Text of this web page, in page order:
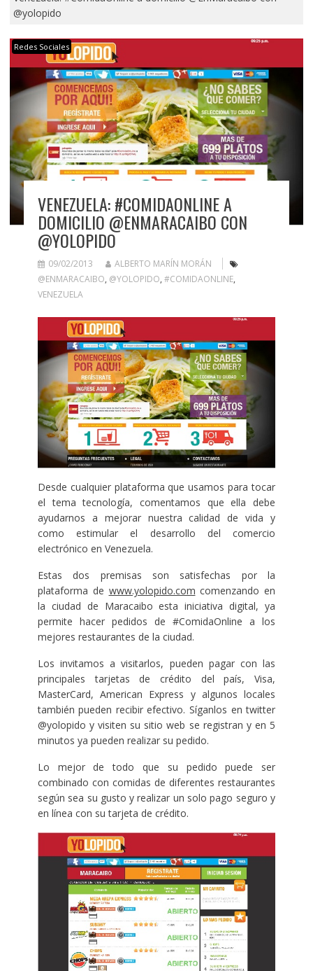
@yolopido
Redes Sociales
VENEZUELA: #COMIDAONLINE A
DOMICILIO @ENMARACAIBO CON
@YOLOPIDO
09/02/2013
ALBERTO MARÍN MORÁN
@ENMARACAIBO, @YOLOPIDO, #COMIDAONLINE,
VENEZUELA
Desde cualquier plataforma que usamos para tocar
el tema tecnología, comentamos que ella debe
ayudarnos a mejorar nuestra calidad de vida y
como estimular el desarrollo del comercio
electrónico en Venezuela.
Estas dos premisas son satisfechas por la
plataforma de www.yolopido.com comenzando en
la ciudad de Maracaibo esta iniciativa digital, ya
permite hacer pedidos de #ComidaOnline a los
mejores restaurantes de la ciudad.
Los invitamos a visitarlos, pueden pagar con las
principales tarjetas de crédito del país, Visa,
MasterCard, American Express y algunos locales
también pueden recibir efectivo. Síganlos en twitter
@yolopido y visiten su sitio web se registran y en 5
minutos ya pueden realizar su pedido.
Lo mejor de todo que su pedido puede ser
combinado con comidas de diferentes restaurantes
según sea su gusto y realizar un solo pago seguro y
en línea con su tarjeta de crédito.